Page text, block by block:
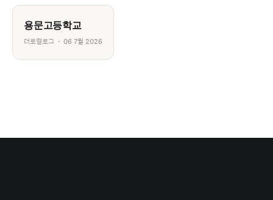
용문고등학교
더로컬로그 06 7월 2026